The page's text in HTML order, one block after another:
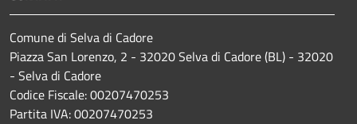
Comune di Selva di Cadore
Piazza San Lorenzo, 2 - 32020 Selva di Cadore (BL) - 32020
- Selva di Cadore
Codice Fiscale: 00207470253
Partita IVA: 00207470253